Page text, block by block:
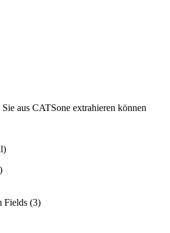
aus CATSone extrahieren können
Fields (3)